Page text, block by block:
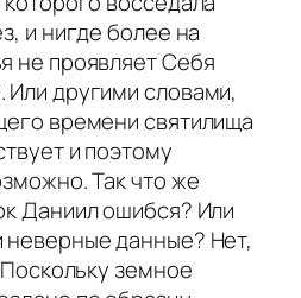
и нигде более на
не проявляет Себя
другими словами,
времени святилища
и поэтому
Так что же
Даниил ошибся? Или
неверные данные? Нет,
земное